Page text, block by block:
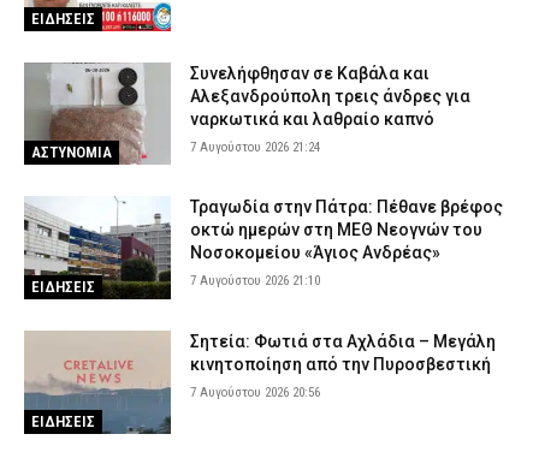
ΕΙΔΗΣΕΙΣ
ΑΣΤΥΝΟΜΙΑ
Συνελήφθησαν σε Καβάλα και
Αλεξανδρούπολη τρεις άνδρες για
ναρκωτικά και λαθραίο καπνό
7 Αυγούστου 2026 21:24
ΕΙΔΗΣΕΙΣ
Τραγωδία στην Πάτρα: Πέθανε βρέφος
οκτώ ημερών στη ΜΕΘ Νεογνών του
Νοσοκομείου «Άγιος Ανδρέας»
7 Αυγούστου 2026 21:10
ΕΙΔΗΣΕΙΣ
Σητεία: Φωτιά στα Αχλάδια – Μεγάλη
κινητοποίηση από την Πυροσβεστική
7 Αυγούστου 2026 20:56